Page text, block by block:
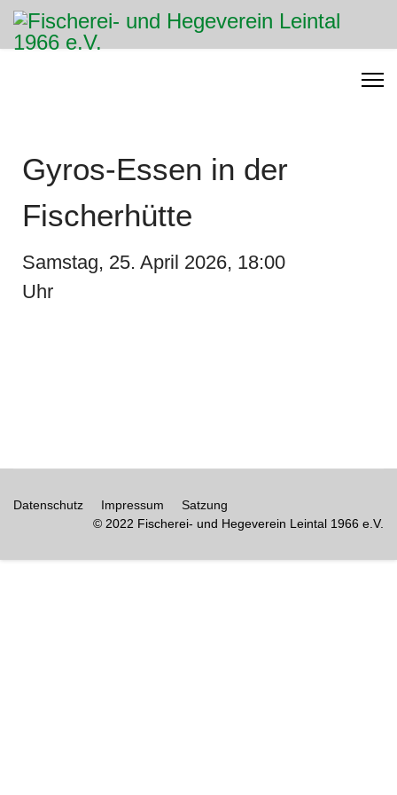
Gyros-Essen in der
Fischerhütte
Samstag, 25. April 2026, 18:00
Uhr
Datenschutz Impressum
Satzung
© 2022 Fischerei- und Hegeverein Leintal 1966 e.V.